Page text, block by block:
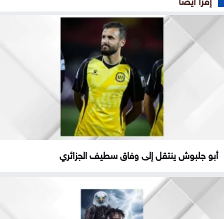
أبو جلبوش ينتقل إلى وفاق سطيف الجزائري